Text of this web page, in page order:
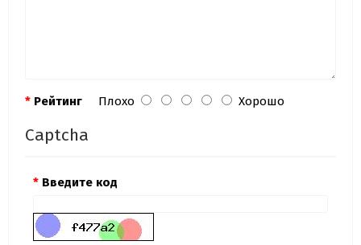
Рейтинг Плохо Хорошо
Captcha
Введите код